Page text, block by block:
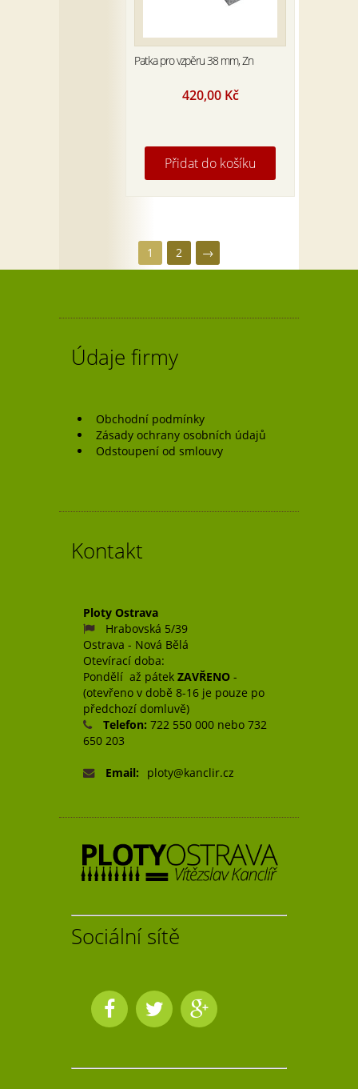
Patka pro vzpěru 38 mm, Zn
420,00 Kč
Přidat do košíku
1 2 →
Údaje firmy
Obchodní podmínky
Zásady ochrany osobních údajů
Odstoupení od smlouvy
Kontakt
Ploty Ostrava
Hrabovská 5/39
Ostrava - Nová Bělá
Otevírací doba:
Pondělí až pátek ZAVŘENO -
(otevřeno v době 8-16 je pouze po
předchozí domluvě)
Telefon: 722 550 000 nebo 732
650 203
Email: ploty@kanclir.cz
Sociální sítě